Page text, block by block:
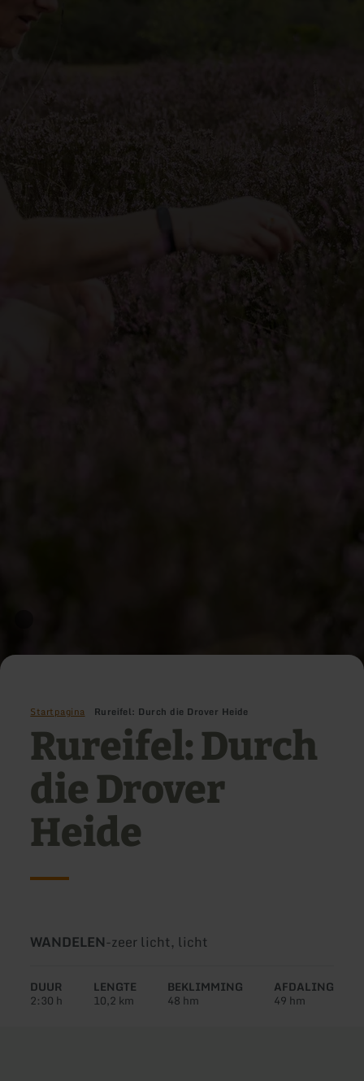
Startpagina Rureifel: Durch die Drover Heide
Rureifel: Durch
die Drover
Heide
Soort
WANDELEN-Moeilijkheidsgraad:
zeer licht, licht
DUUR
2:30 h
LENGTE
10,2 km
BEKLIMMING
48 hm
AFDALING
49 hm